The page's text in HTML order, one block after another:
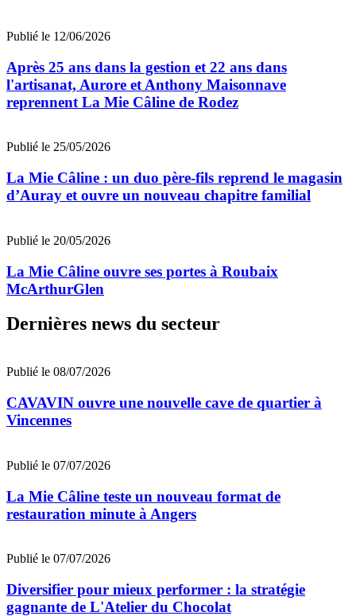
Publié le 12/06/2026
Après 25 ans dans la gestion et 22 ans dans
l'artisanat, Aurore et Anthony Maisonnave
reprennent La Mie Câline de Rodez
Publié le 25/05/2026
La Mie Câline : un duo père-fils reprend le magasin
d’Auray et ouvre un nouveau chapitre familial
Publié le 20/05/2026
La Mie Câline ouvre ses portes à Roubaix
McArthurGlen
Dernières news du secteur
Publié le 08/07/2026
CAVAVIN ouvre une nouvelle cave de quartier à
Vincennes
Publié le 07/07/2026
La Mie Câline teste un nouveau format de
restauration minute à Angers
Publié le 07/07/2026
Diversifier pour mieux performer : la stratégie
gagnante de L'Atelier du Chocolat